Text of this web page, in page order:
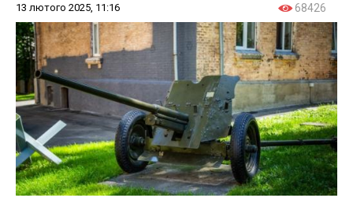
13 лютого 2025, 11:16 68426